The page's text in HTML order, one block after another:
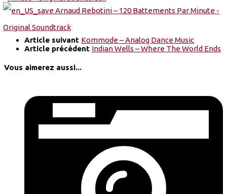
Article suivant Kommode – Analog Dance Music
Article précédent Indian Wells – Where The World Ends
Vous aimerez aussi...